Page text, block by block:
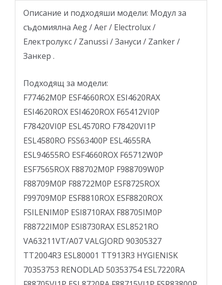
Описание и подходяши модели: Модул за
съдомиялна Aeg / Аег / Electrolux /
Електролукс / Zanussi / Зануси / Zanker /
Занкер .
Подходящ за модели:
F77462M0P ESF4660ROX ESI4620RAX
ESI4620ROX ESI4620ROX F65412VI0P
F78420VI0P ESL4570RO F78420VI1P
ESL4580RO FSS63400P ESL4655RA
ESL94655RO ESF4660ROX F65712W0P
ESF7565ROX F88702M0P F988709W0P
F88709M0P F88722M0P ESF8725ROX
F99709M0P ESF8810ROX ESF8820ROX
FSILENIM0P ESI8710RAX F88705IM0P
F88722IM0P ESI8730RAX ESL8521RO
VA63211VT/A07 VALGJORD 90305327
TT2004R3 ESL80001 TT913R3 HYGIENISK
70353753 RENODLAD 50353754 ESL7220RA